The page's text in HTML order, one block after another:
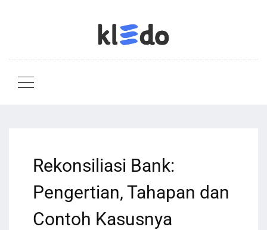
Rekonsiliasi Bank:
Pengertian, Tahapan dan
Contoh Kasusnya